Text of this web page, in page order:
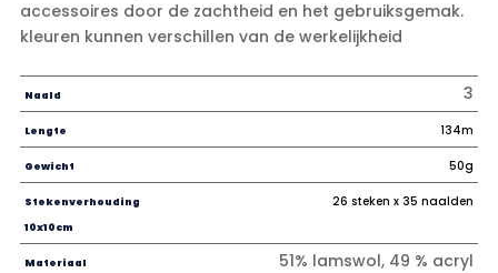
accessoires door de zachtheid en het gebruiksgemak.
kleuren kunnen verschillen van de werkelijkheid
Naald 3
Lengte 134m
Gewicht 50g
Stekenverhouding
10x10cm
26 steken x 35 naalden
Materiaal 51% lamswol, 49 % acryl